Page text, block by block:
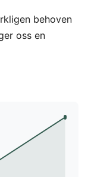
behoven
oss en